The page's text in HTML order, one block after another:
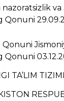
nazoratsizlik
TA’LIM